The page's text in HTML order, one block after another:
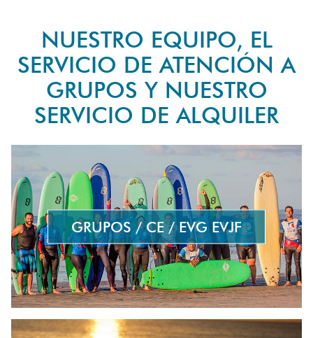
NUESTRO EQUIPO, EL
SERVICIO DE ATENCIÓN A
GRUPOS Y NUESTRO
SERVICIO DE ALQUILER
GRUPOS / CE / EVG EVJF